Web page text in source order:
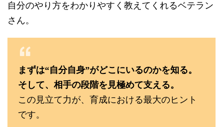
自分のやり方をわかりやすく教えてくれるベテラン
さん。
まずは“自分自身”がどこにいるのかを知る。
そして、相手の段階を見極めて支える。
この見立て力が、育成における最大のヒント
です。